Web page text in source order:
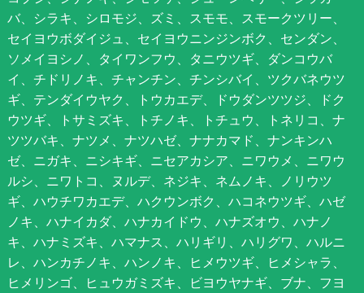
バ、シラキ、シロモジ、ズミ、スモモ、スモークツリー、
セイヨウボダイジュ、セイヨウニンジンボク、センダン、
ソメイヨシノ、タイワンフウ、タニウツギ、ダンコウバ
イ、チドリノキ、チャンチン、チンシバイ、ツクバネウツ
ギ、テンダイウヤク、トウカエデ、ドウダンツツジ、ドク
ウツギ、トサミズキ、トチノキ、トチュウ、トネリコ、ナ
ツツバキ、ナツメ、ナツハゼ、ナナカマド、ナンキンハ
ゼ、ニガキ、ニシキギ、ニセアカシア、ニワウメ、ニワウ
ルシ、ニワトコ、ヌルデ、ネジキ、ネムノキ、ノリウツ
ギ、ハウチワカエデ、ハクウンボク、ハコネウツギ、ハゼ
ノキ、ハナイカダ、ハナカイドウ、ハナズオウ、ハナノ
キ、ハナミズキ、ハマナス、ハリギリ、ハリグワ、ハルニ
レ、ハンカチノキ、ハンノキ、ヒメウツギ、ヒメシャラ、
ヒメリンゴ、ヒュウガミズキ、ビヨウヤナギ、ブナ、フヨ